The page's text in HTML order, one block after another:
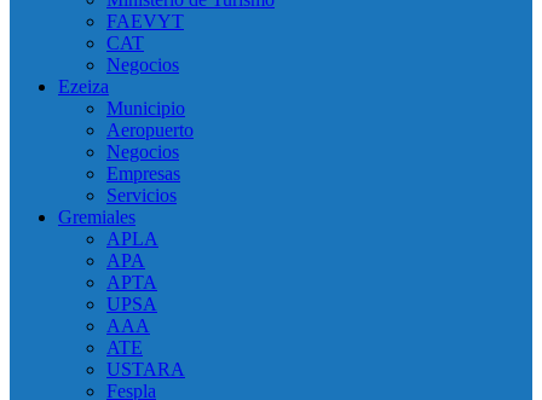
FAEVYT
CAT
Negocios
Ezeiza
Municipio
Aeropuerto
Negocios
Empresas
Servicios
Gremiales
APLA
APA
APTA
UPSA
AAA
ATE
USTARA
Fespla